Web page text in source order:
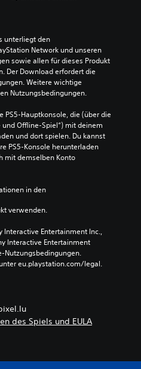
unterliegt den
Network und unseren
sowie allen für dieses Produkt
Der Download erfordert die
Weitere wichtige
Nutzungsbedingungen.
PS5-Hauptkonsole, die (über die
Offline-Spiel“) mit deinem
und dort spielen. Du kannst
PS5-Konsole herunterladen
mit demselben Konto
in den
verwenden.
Entertainment Inc.,
Interactive Entertainment
Nutzungsbedingungen.
eu.playstation.com/legal.
des Spiels und EULA